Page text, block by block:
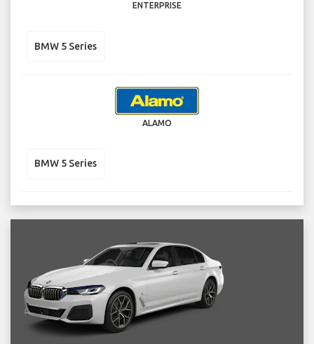
ENTERPRISE
BMW 5 Series
ALAMO
BMW 5 Series